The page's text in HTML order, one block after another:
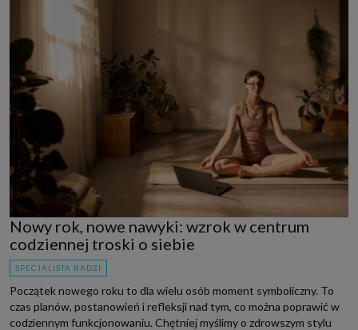
Nowy rok, nowe nawyki: wzrok w centrum
codziennej troski o siebie
SPECJALISTA RADZI
Początek nowego roku to dla wielu osób moment symboliczny. To
czas planów, postanowień i refleksji nad tym, co można poprawić w
codziennym funkcjonowaniu. Chętniej myślimy o zdrowszym stylu